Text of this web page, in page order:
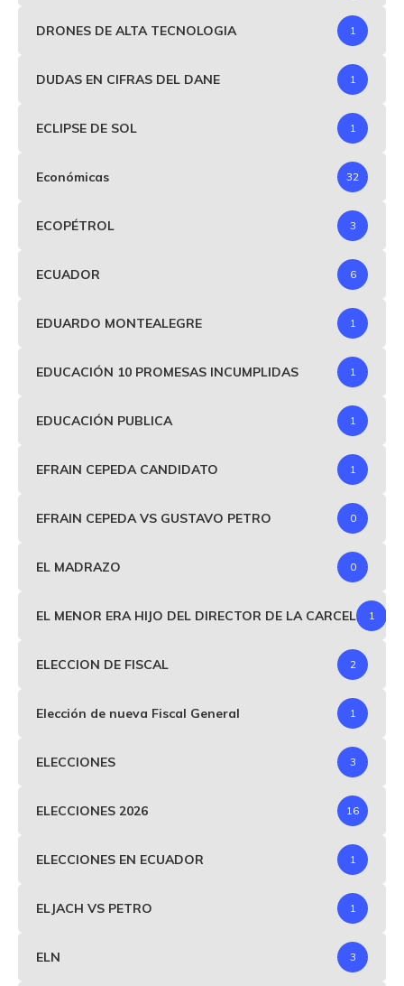
DRONES DE ALTA TECNOLOGIA 1
DUDAS EN CIFRAS DEL DANE 1
ECLIPSE DE SOL 1
Económicas 32
ECOPÉTROL 3
ECUADOR 6
EDUARDO MONTEALEGRE 1
EDUCACIÓN 10 PROMESAS INCUMPLIDAS 1
EDUCACIÓN PUBLICA 1
EFRAIN CEPEDA CANDIDATO 1
EFRAIN CEPEDA VS GUSTAVO PETRO 0
EL MADRAZO 0
EL MENOR ERA HIJO DEL DIRECTOR DE LA CARCEL 1
ELECCION DE FISCAL 2
Elección de nueva Fiscal General 1
ELECCIONES 3
ELECCIONES 2026 16
ELECCIONES EN ECUADOR 1
ELJACH VS PETRO 1
ELN 3